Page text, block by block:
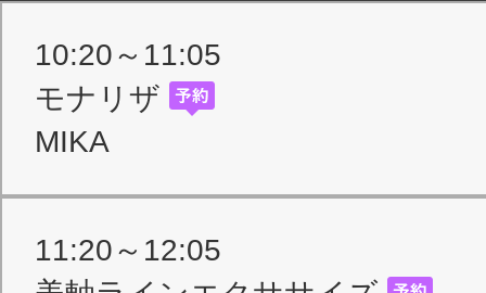
10:20～11:05
モナリザ
MIKA
11:20～12:05